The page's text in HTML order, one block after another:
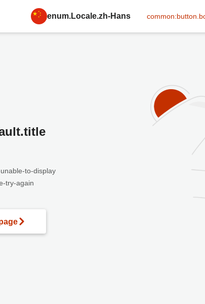
enum.Locale.zh-Hans
to-display
try-again